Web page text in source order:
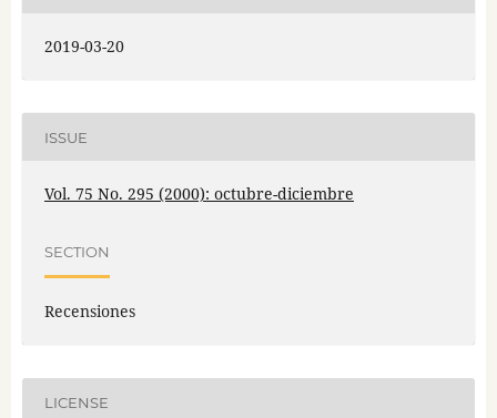
2019-03-20
ISSUE
Vol. 75 No. 295 (2000): octubre-diciembre
SECTION
Recensiones
LICENSE